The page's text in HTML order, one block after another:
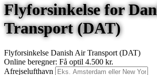
Flyforsinkelse for
Transport (DAT)
Flyforsinkelse Danish Air Transport (DAT)
Online beregner: Få optil 4.500 kr.
Afrejselufthavn